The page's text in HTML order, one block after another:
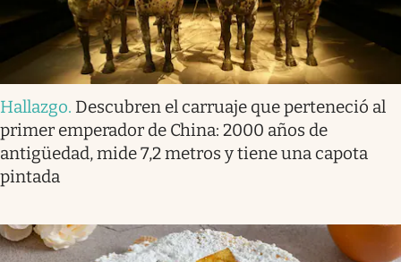
Hallazgo. Descubren el carruaje que perteneció al
primer emperador de China: 2000 años de
antigüedad, mide 7,2 metros y tiene una capota
pintada